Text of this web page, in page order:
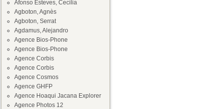
Afonso Esteves, Cecilia
Agboton, Agnès
Agboton, Serrat
Agdamus, Alejandro
Agence Bios-Phone
Agence Bios-Phone
Agence Corbis
Agence Corbis
Agence Cosmos
Agence GHFP
Agence Hoaqui Jacana Explorer
Agence Photos 12